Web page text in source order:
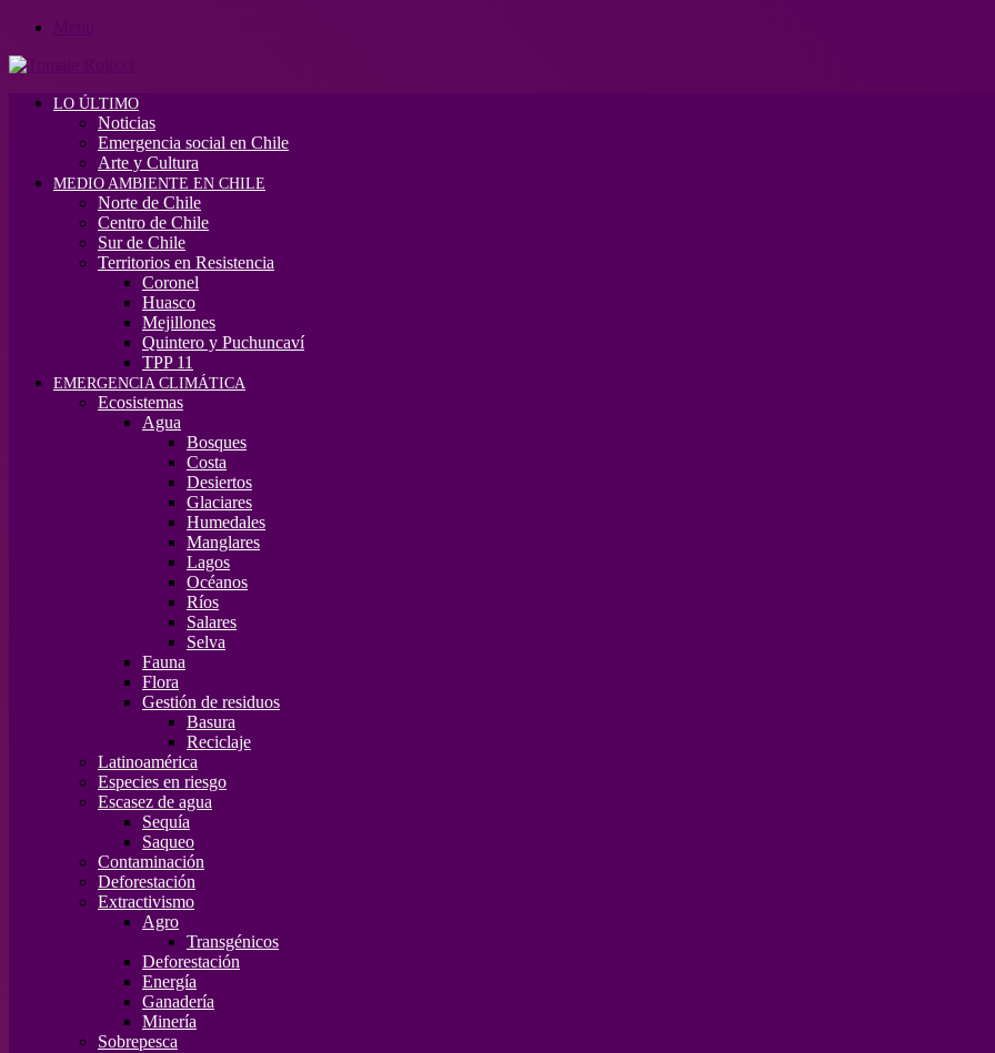
LO ÚLTIMO
Noticias
Emergencia social en Chile
Arte y Cultura
MEDIO AMBIENTE EN CHILE
Norte de Chile
Centro de Chile
Sur de Chile
Territorios en Resistencia
Coronel
Huasco
Mejillones
Quintero y Puchuncaví
TPP 11
EMERGENCIA CLIMÁTICA
Ecosistemas
Agua
Bosques
Costa
Desiertos
Glaciares
Humedales
Manglares
Lagos
Océanos
Ríos
Salares
Selva
Fauna
Flora
Gestión de residuos
Basura
Reciclaje
Latinoamérica
Especies en riesgo
Escasez de agua
Sequía
Saqueo
Contaminación
Deforestación
Extractivismo
Agro
Transgénicos
Deforestación
Energía
Ganadería
Minería
Sobrepesca